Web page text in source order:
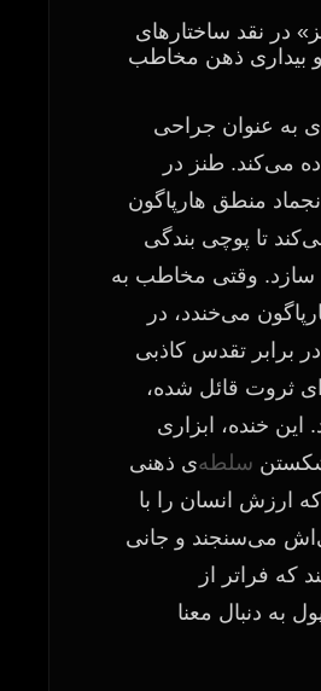
در نقد ساختارهای
بیداری ذهن مخاطب
به عنوان جراحی
می‌کند. طنز در
منطق هارپاگون
تا پوچی بندگی
سازد. وقتی مخاطب به
می‌خندد، در
برابر تقدس کاذبی
ثروت قائل شده،
این خنده، ابزاری
سلطه‌ی ذهنی
ارزش انسان را با
می‌سنجند و جانی
که فراتر از
به دنبال معنا